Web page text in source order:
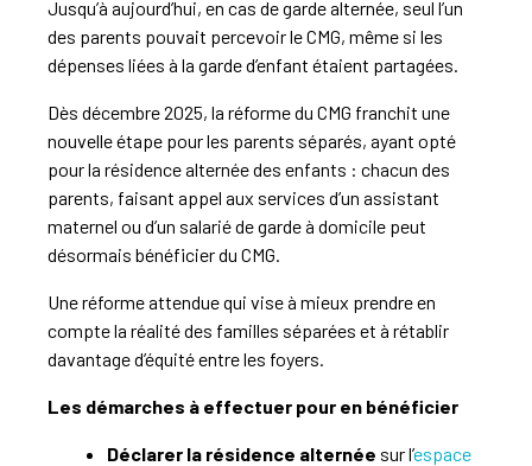
Jusqu’à aujourd’hui, en cas de garde alternée, seul l’un
des parents pouvait percevoir le CMG, même si les
dépenses liées à la garde d’enfant étaient partagées.
Dès décembre 2025, la réforme du CMG franchit une
nouvelle étape pour les parents séparés, ayant opté
pour la résidence alternée des enfants : chacun des
parents, faisant appel aux services d’un assistant
maternel ou d’un salarié de garde à domicile peut
désormais bénéficier du CMG.
Une réforme attendue qui vise à mieux prendre en
compte la réalité des familles séparées et à rétablir
davantaged’équité entre les foyers.
Les démarches à effectuer pour en bénéficier
Déclarer la résidence alternée sur l’espace